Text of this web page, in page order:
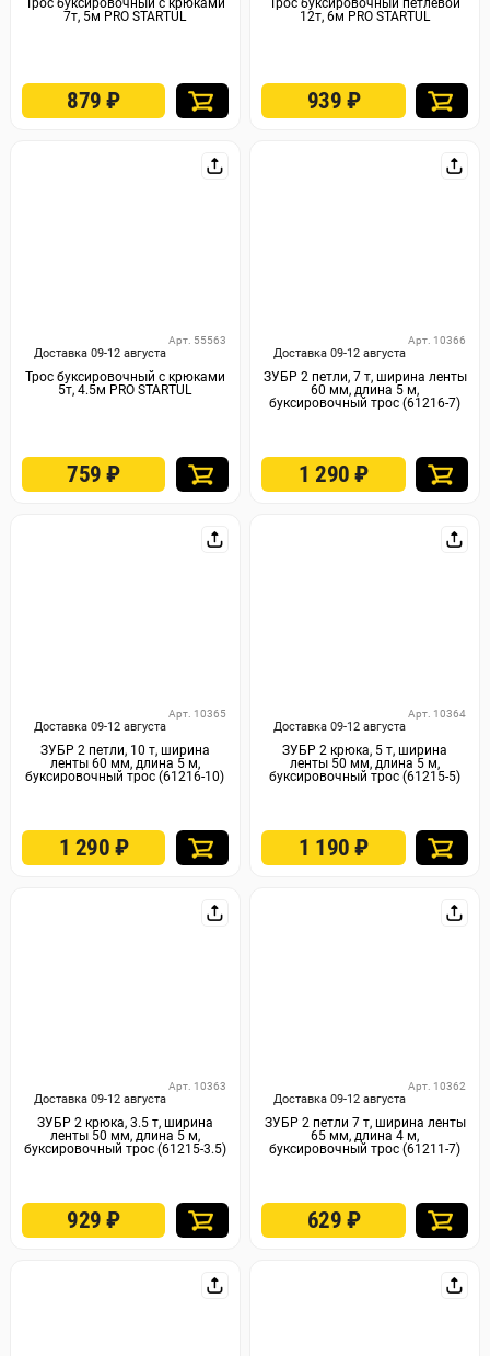
Трос буксировочный с крюками
7т, 5м PRO STARTUL
879₽
Трос буксировочный петлевой
12т, 6м PRO STARTUL
939 ₽
Доставка 09-12 августа
Арт. 55563
Трос буксировочный с крюками
5т, 4.5м PRO STARTUL
759₽
Доставка 09-12 августа
Арт. 10366
ЗУБР 2 петли, 7 т, ширина ленты
60 мм, длина 5 м,
буксировочный трос (61216-7)
1 290₽
Доставка 09-12 августа
Арт. 10365
ЗУБР 2 петли, 10 т, ширина
ленты 60 мм, длина 5 м,
буксировочный трос (61216-10)
1 290 ₽
Доставка 09-12 августа
Арт. 10364
ЗУБР 2 крюка, 5 т, ширина
ленты 50 мм, длина 5 м,
буксировочный трос (61215-5)
1 190₽
Доставка 09-12 августа
Арт. 10363
ЗУБР 2 крюка, 3.5 т, ширина
ленты 50 мм, длина 5 м,
буксировочный трос (61215-3.5)
929₽
Доставка 09-12 августа
Арт. 10362
ЗУБР 2 петли 7 т, ширина ленты
65 мм, длина 4 м,
буксировочный трос (61211-7)
629 ₽